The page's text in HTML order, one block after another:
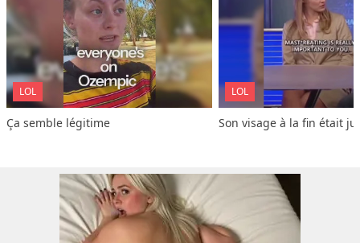
LOL
Ça semble légitime
LOL
Son visage à la fin était